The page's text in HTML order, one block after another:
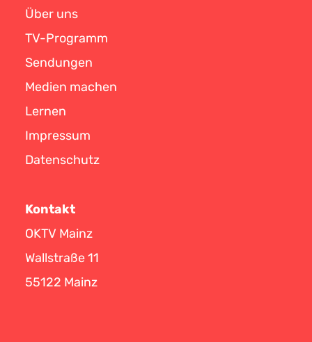
Über uns
TV-Programm
Sendungen
Medien machen
Lernen
Impressum
Datenschutz
Kontakt
OKTV Mainz
Wallstraße 11
55122 Mainz